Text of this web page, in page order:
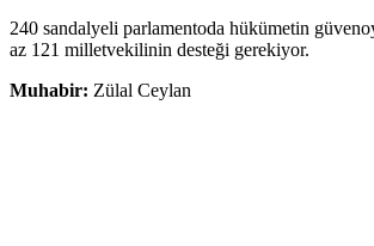
240 sandalyeli parlamentoda hükümetin
az 121 milletvekilinin desteği gerekiyor.
Muhabir: Zülal Ceylan